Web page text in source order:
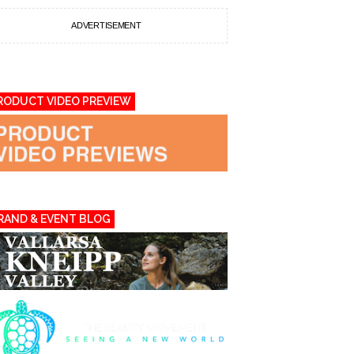
ADVERTISEMENT
VIDEO PREVIEW
& EVENT BLOG